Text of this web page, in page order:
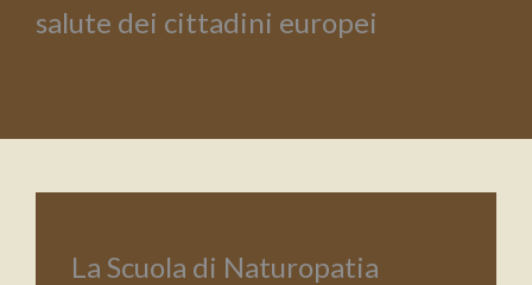
salute dei cittadini europei
La Scuola di Naturopatia